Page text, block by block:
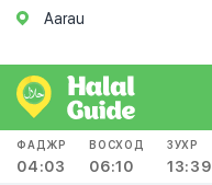
Aarau
ФАДЖР
04:03
ВОСХОД
06:10
ЗУХР
13:39